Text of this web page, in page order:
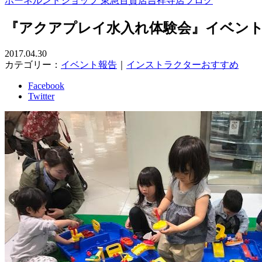
『アクアプレイ水入れ体験会』イベン
2017.04.30
カテゴリー： イベント報告 インストラクターおすすめ
Facebook
Twitter